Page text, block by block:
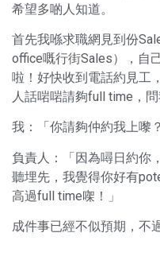
希望多啲人知道。
首先我喺求職網見到份
office嘅行街Sales），自
啦！好快收到電話約見工
人話啱啱請夠full time，
我：「你請夠仲約我上嚟？
負責人：「因為噚日約你
聽埋先，我覺得你好有
高過full time㗎！」
成件事已經不似預期，不